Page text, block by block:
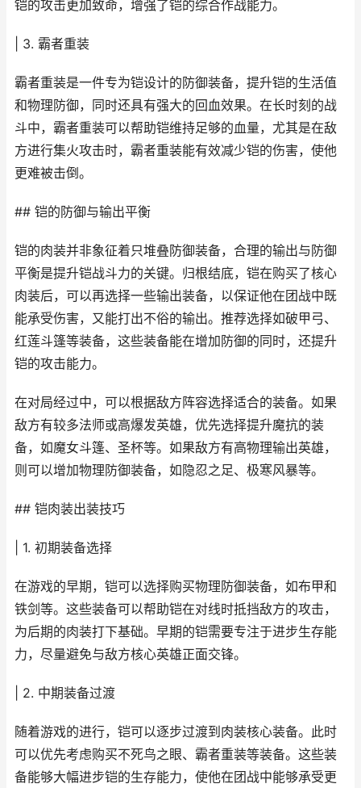
铠的攻击更加致命，增强了铠的综合作战能力。
| 3. 霸者重装
霸者重装是一件专为铠设计的防御装备，提升铠的生活值
和物理防御，同时还具有强大的回血效果。在长时刻的战
斗中，霸者重装可以帮助铠维持足够的血量，尤其是在敌
方进行集火攻击时，霸者重装能有效减少铠的伤害，使他
更难被击倒。
## 铠的防御与输出平衡
铠的肉装并非象征着只堆叠防御装备，合理的输出与防御
平衡是提升铠战斗力的关键。归根结底，铠在购买了核心
肉装后，可以再选择一些输出装备，以保证他在团战中既
能承受伤害，又能打出不俗的输出。推荐选择如破甲弓、
红莲斗篷等装备，这些装备能在增加防御的同时，还提升
铠的攻击能力。
在对局经过中，可以根据敌方阵容选择适合的装备。如果
敌方有较多法师或高爆发英雄，优先选择提升魔抗的装
备，如魔女斗篷、圣杯等。如果敌方有高物理输出英雄，
则可以增加物理防御装备，如隐忍之足、极寒风暴等。
## 铠肉装出装技巧
| 1. 初期装备选择
在游戏的早期，铠可以选择购买物理防御装备，如布甲和
铁剑等。这些装备可以帮助铠在对线时抵挡敌方的攻击，
为后期的肉装打下基础。早期的铠需要专注于进步生存能
力，尽量避免与敌方核心英雄正面交锋。
| 2. 中期装备过渡
随着游戏的进行，铠可以逐步过渡到肉装核心装备。此时
可以优先考虑购买不死鸟之眼、霸者重装等装备。这些装
备能够大幅进步铠的生存能力，使他在团战中能够承受更